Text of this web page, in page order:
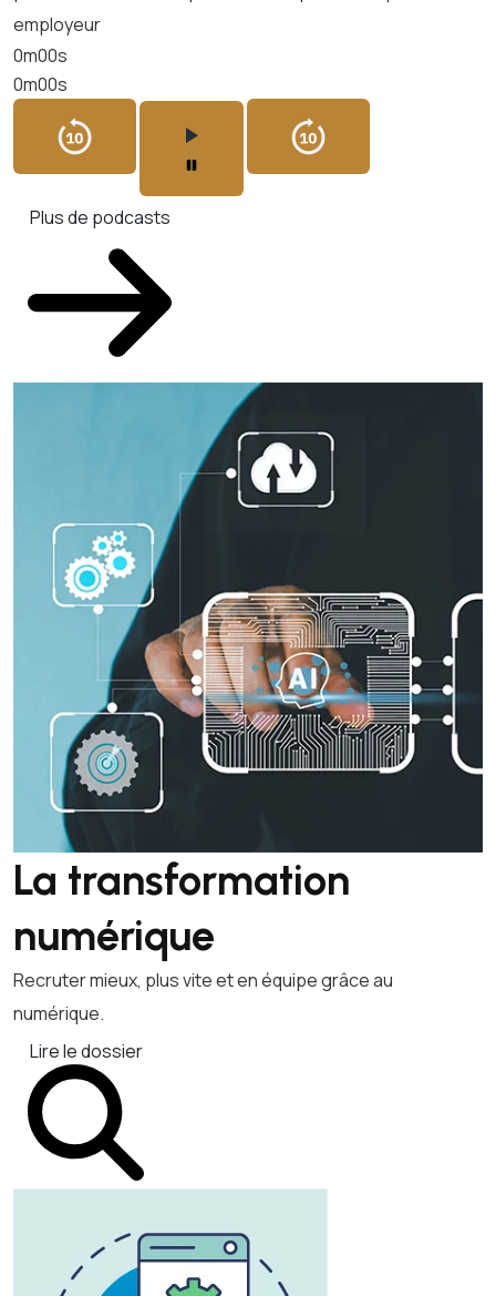
employeur
0m00s
0m00s
Plus de podcasts
La transformation
numérique
Recruter mieux, plus vite et en équipe grâce au
numérique.
Lire le dossier